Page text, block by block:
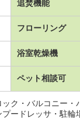
追焚機能
フローリング
浴室乾燥機
ペット相談可
ク・バルコニー
プードレッサ・駐輪